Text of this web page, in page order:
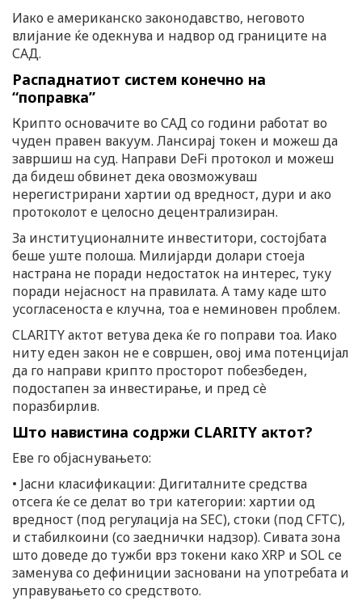
Иако е американско законодавство, неговото
влијание ќе одекнува и надвор од границите на
САД.
Распаднатиот систем конечно на
“поправка”
Крипто основачите во САД со години работат во
чуден правен вакуум. Лансирај токен и можеш да
завршиш на суд. Направи DeFi протокол и можеш
да бидеш обвинет дека овозможуваш
нерегистрирани хартии од вредност, дури и ако
протоколот е целосно децентрализиран.
За институционалните инвеститори, состојбата
беше уште полоша. Милијарди долари стоеја
настрана не поради недостаток на интерес, туку
поради нејасност на правилата. А таму каде што
усогласеноста е клучна, тоа е неминовен проблем.
CLARITY актот ветува дека ќе го поправи тоа. Иако
ниту еден закон не е совршен, овој има потенцијал
да го направи крипто просторот побезбеден,
подостапен за инвестирање, и пред сè
поразбирлив.
Што навистина содржи CLARITY актот?
Еве го објаснувањето:
• Јасни класификации: Дигиталните средства
отсега ќе се делат во три категории: хартии од
вредност (под регулација на SEC), стоки (под CFTC),
и стабилкоини (со заеднички надзор). Сивата зона
што доведе до тужби врз токени како XRP и SOL се
заменува со дефиниции засновани на употребата и
управувањето со средството.